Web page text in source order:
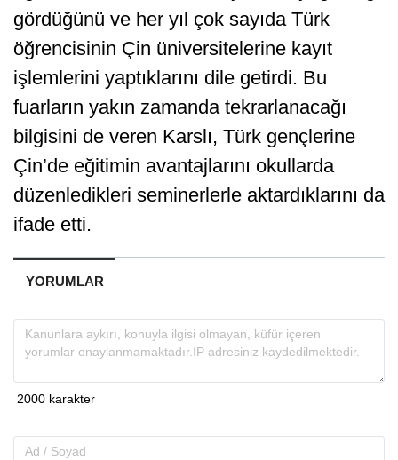
gördüğünü ve her yıl çok sayıda Türk
öğrencisinin Çin üniversitelerine kayıt
işlemlerini yaptıklarını dile getirdi. Bu
fuarların yakın zamanda tekrarlanacağı
bilgisini de veren Karslı, Türk gençlerine
Çin’de eğitimin avantajlarını okullarda
düzenledikleri seminerlerle aktardıklarını da
ifade etti.
YORUMLAR